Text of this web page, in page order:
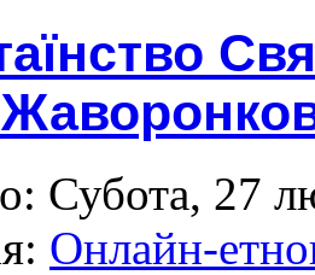
Субота, 27
Онлайн-